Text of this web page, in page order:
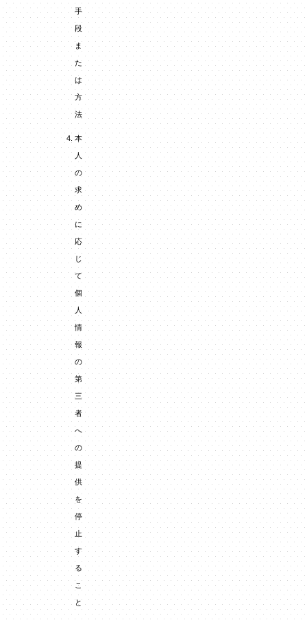
手
段
ま
た
は
方
法
本
人
の
求
め
に
応
じ
て
個
人
情
報
の
第
三
者
へ
の
提
供
を
停
止
す
る
こ
と